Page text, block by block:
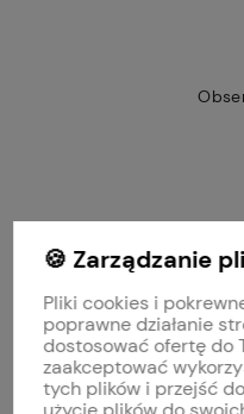
MOJE KONTO
PŁATNOŚCI I DOSTAWA
INFORMACJE
🍪 Zarządzanie
Pliki cookies i
poprawne działanie
dostosować ofertę do
zaakceptować
tych plików i przejść